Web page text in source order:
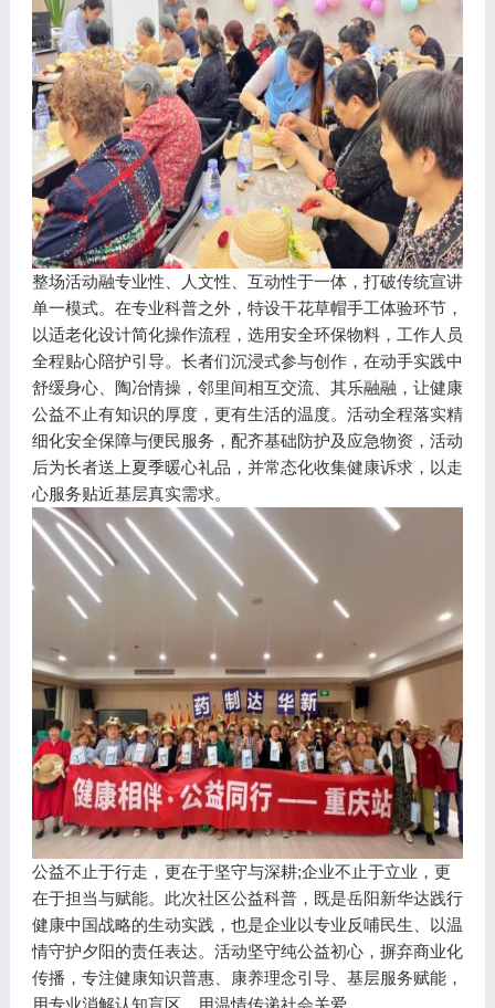
整场活动融专业性、人文性、互动性于一体，打破传统宣讲
单一模式。在专业科普之外，特设干花草帽手工体验环节，
以适老化设计简化操作流程，选用安全环保物料，工作人员
全程贴心陪护引导。长者们沉浸式参与创作，在动手实践中
舒缓身心、陶冶情操，邻里间相互交流、其乐融融，让健康
公益不止有知识的厚度，更有生活的温度。活动全程落实精
细化安全保障与便民服务，配齐基础防护及应急物资，活动
后为长者送上夏季暖心礼品，并常态化收集健康诉求，以走
心服务贴近基层真实需求。
公益不止于行走，更在于坚守与深耕;企业不止于立业，更
在于担当与赋能。此次社区公益科普，既是岳阳新华达践行
健康中国战略的生动实践，也是企业以专业反哺民生、以温
情守护夕阳的责任表达。活动坚守纯公益初心，摒弃商业化
传播，专注健康知识普惠、康养理念引导、基层服务赋能，
用专业消解认知盲区，用温情传递社会关爱。